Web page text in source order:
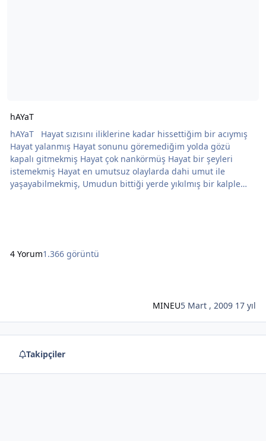
hAYaT
hAYaT Hayat sızısını iliklerine kadar hissettiğim bir acıymış
Hayat yalanmış Hayat sonunu göremediğim yolda gözü
kapalı gitmekmiş Hayat çok nankörmüş Hayat bir şeyleri
istemekmiş Hayat en umutsuz olaylarda dahi umut ile
yaşayabilmekmiş, Umudun bittiği yerde yıkılmış bir kalple
4 Yorum1.366 görüntü
MINEU5 Mart , 2009 17 yıl
Takipçiler